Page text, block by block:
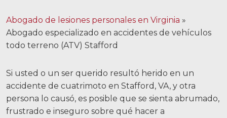
Abogado de lesiones personales en Virginia »
Abogado especializado en accidentes de vehículos
todo terreno (ATV) Stafford
Si usted o un ser querido resultó herido en un
accidente de cuatrimoto en Stafford, VA, y otra
persona lo causó, es posible que se sienta abrumado,
frustrado e inseguro sobre qué hacer a